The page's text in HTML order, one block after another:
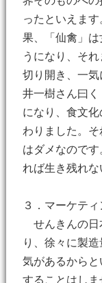
ったといえま
果、「仙禽」
うになり、そ
切り開き、一
井一樹さん曰
になり、食文
わりました。
はダメなので
れば生き残れな
３．マーケテ
せんきんの日
り、徐々に製
気があるから
することはし